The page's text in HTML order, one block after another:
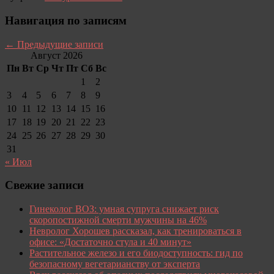
Навигация по записям
← Предыдущие записи
Август 2026
Пн Вт Ср Чт Пт Сб Вс
1
2
3
4 5 6 7 8
9
10
11 12 13 14 15
16
17
18 19 20 21 22 23
24 25 26 27 28 29 30
31
« Июл
Свежие записи
Гинеколог ВОЗ: умная супруга снижает риск
скоропостижной смерти мужчины на 46%
Невролог Хорошев рассказал, как тренироваться в
офисе: «Достаточно стула и 40 минут»
Растительное железо и его биодоступность: гид по
безопасному вегетарианству от эксперта